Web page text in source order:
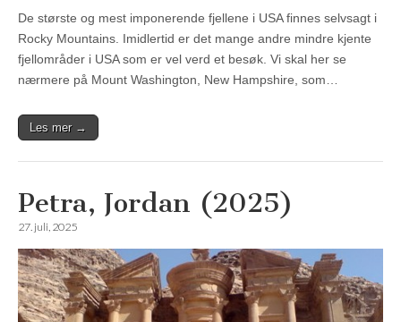
De største og mest imponerende fjellene i USA finnes selvsagt i
Rocky Mountains. Imidlertid er det mange andre mindre kjente
fjellområder i USA som er vel verd et besøk. Vi skal her se
nærmere på Mount Washington, New Hampshire, som…
Les mer →
Petra, Jordan (2025)
27. juli, 2025